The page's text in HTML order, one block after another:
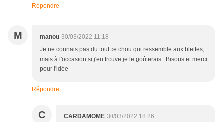
Répondre
M manou 30/03/2022 11:18
Je ne connais pas du tout ce chou qui ressemble aux blettes,
mais à l'occasion si j'en trouve je le goûterais...Bisous et merci
pour l'idée
Répondre
C CARDAMOME 30/03/2022 18:26